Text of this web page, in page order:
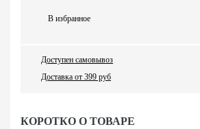
КОРОТКО О ТОВАРЕ
В избранное
Доступен самовывоз
Доставка от 399 руб